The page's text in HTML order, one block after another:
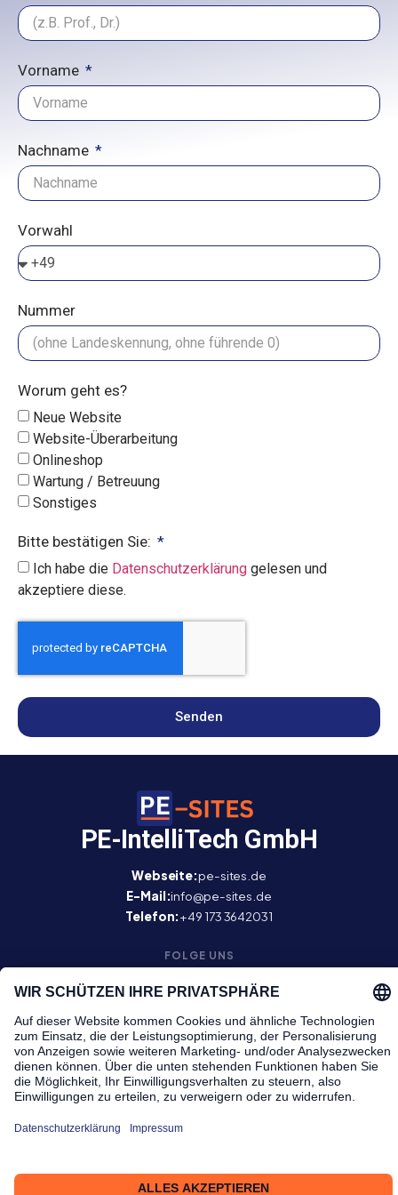
Vorname
Nachname
Vorwahl
Nummer
Worum geht es?
Neue Website
Website-Überarbeitung
Onlineshop
Wartung / Betreuung
Sonstiges
Bitte bestätigen Sie:
Ich habe die Datenschutzerklärung gelesen und
akzeptiere diese.
Senden
PE-IntelliTech GmbH
Webseite:pe-sites.de
E-Mail:info@pe-sites.de
Telefon:+49 173 3642031
FOLGE UNS
RECHTLICHES
Impressum
Barrierefreiheitserklärung